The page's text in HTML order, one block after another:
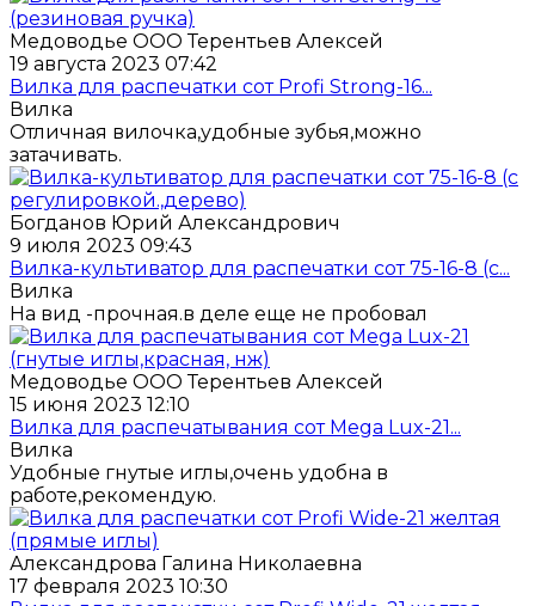
Медоводье ООО Терентьев Алексей
19 августа 2023 07:42
Вилка для распечатки сот Profi Strong-16...
Вилка
Отличная вилочка,удобные зубья,можно
затачивать.
Богданов Юрий Александрович
9 июля 2023 09:43
Вилка-культиватор для распечатки сот 75-16-8 (с...
Вилка
На вид -прочная.в деле еще не пробовал
Медоводье ООО Терентьев Алексей
15 июня 2023 12:10
Вилка для распечатывания сот Mega Lux-21...
Вилка
Удобные гнутые иглы,очень удобна в
работе,рекомендую.
Александрова Галина Николаевна
17 февраля 2023 10:30